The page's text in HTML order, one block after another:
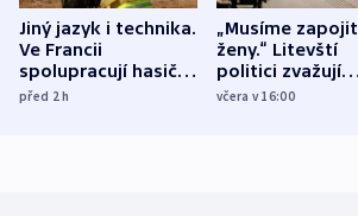
Jiný jazyk i technika.
Ve Francii
spolupracují hasiči z
různých zemí
před 2h
„Musíme zapojit
ženy.“ Litevští
politici zvažují
dohodu o
včera v 16:00